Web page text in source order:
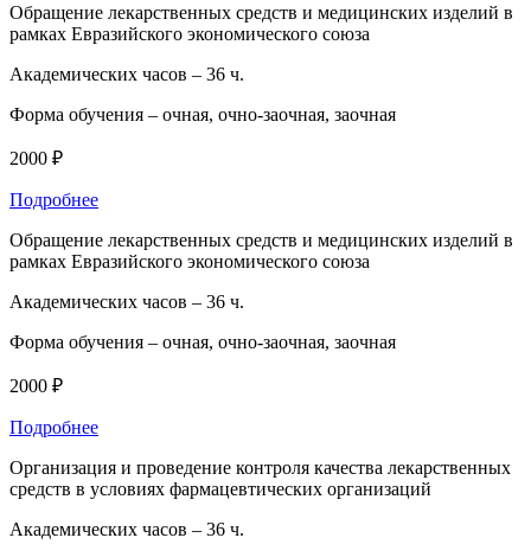
Обращение лекарственных средств и медицинских изделий в
рамках Евразийского экономического союза
Академических часов – 36 ч.
Форма обучения – очная, очно-заочная, заочная
2000 ₽
Подробнее
Обращение лекарственных средств и медицинских изделий в
рамках Евразийского экономического союза
Академических часов – 36 ч.
Форма обучения – очная, очно-заочная, заочная
2000 ₽
Подробнее
Организация и проведение контроля качества лекарственных
средств в условиях фармацевтических организаций
Академических часов – 36 ч.